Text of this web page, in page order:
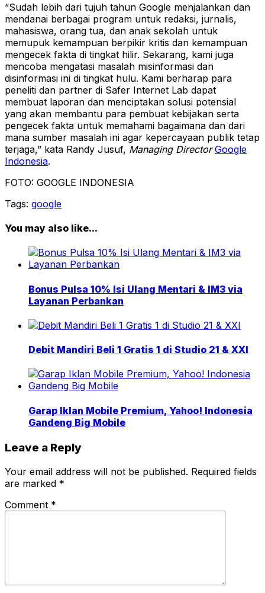
“Sudah lebih dari tujuh tahun Google menjalankan dan
mendanai berbagai program untuk redaksi, jurnalis,
mahasiswa, orang tua, dan anak sekolah untuk
memupuk kemampuan berpikir kritis dan kemampuan
mengecek fakta di tingkat hilir. Sekarang, kami juga
mencoba mengatasi masalah misinformasi dan
disinformasi ini di tingkat hulu. Kami berharap para
peneliti dan partner di Safer Internet Lab dapat
membuat laporan dan menciptakan solusi potensial
yang akan membantu para pembuat kebijakan serta
pengecek fakta untuk memahami bagaimana dan dari
mana sumber masalah ini agar kepercayaan publik tetap
terjaga,” kata Randy Jusuf, Managing Director Google
Indonesia.
FOTO: GOOGLE INDONESIA
Tags: google
You may also like...
Bonus Pulsa 10% Isi Ulang Mentari & IM3 via
Layanan Perbankan
Debit Mandiri Beli 1 Gratis 1 di Studio 21 & XXI
Garap Iklan Mobile Premium, Yahoo! Indonesia
Gandeng Big Mobile
Leave a Reply
Your email address will not be published. Required fields
are marked *
Comment *